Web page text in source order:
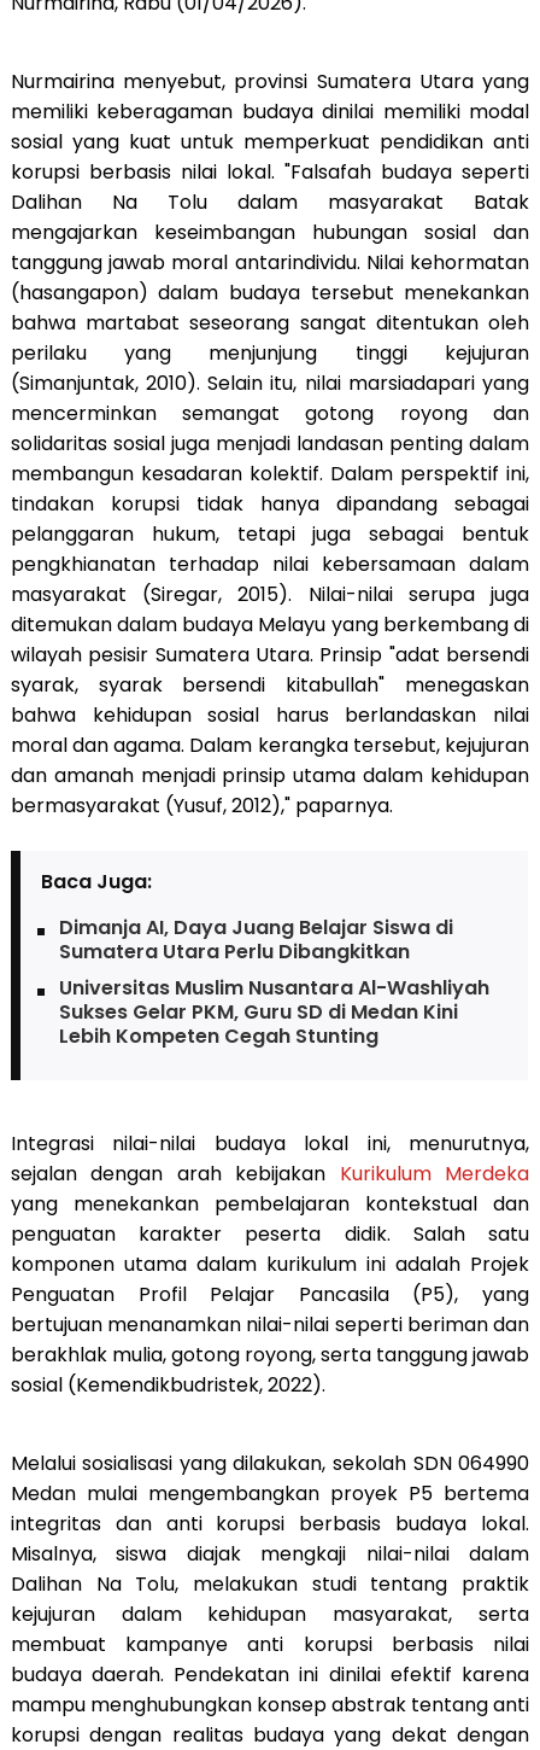
Nurmairina menyebut, provinsi Sumatera Utara yang
memiliki keberagaman budaya dinilai memiliki modal
sosial yang kuat untuk memperkuat pendidikan anti
korupsi berbasis nilai lokal. "Falsafah budaya seperti
Dalihan Na Tolu dalam masyarakat Batak
mengajarkan keseimbangan hubungan sosial dan
tanggung jawab moral antarindividu. Nilai kehormatan
(hasangapon) dalam budaya tersebut menekankan
bahwa martabat seseorang sangat ditentukan oleh
perilaku yang menjunjung tinggi kejujuran
(Simanjuntak, 2010). Selain itu, nilai marsiadapari yang
mencerminkan semangat gotong royong dan
solidaritas sosial juga menjadi landasan penting dalam
membangun kesadaran kolektif. Dalam perspektif ini,
tindakan korupsi tidak hanya dipandang sebagai
pelanggaran hukum, tetapi juga sebagai bentuk
pengkhianatan terhadap nilai kebersamaan dalam
masyarakat (Siregar, 2015). Nilai-nilai serupa juga
ditemukan dalam budaya Melayu yang berkembang di
wilayah pesisir Sumatera Utara. Prinsip "adat bersendi
syarak, syarak bersendi kitabullah" menegaskan
bahwa kehidupan sosial harus berlandaskan nilai
moral dan agama. Dalam kerangka tersebut, kejujuran
dan amanah menjadi prinsip utama dalam kehidupan
bermasyarakat (Yusuf, 2012)," paparnya.
Baca Juga:
Dimanja AI, Daya Juang Belajar Siswa di
Sumatera Utara Perlu Dibangkitkan
Universitas Muslim Nusantara Al-Washliyah
Sukses Gelar PKM, Guru SD di Medan Kini
Lebih Kompeten Cegah Stunting
Integrasi nilai-nilai budaya lokal ini, menurutnya,
sejalan dengan arah kebijakan Kurikulum Merdeka
yang menekankan pembelajaran kontekstual dan
penguatan karakter peserta didik. Salah satu
komponen utama dalam kurikulum ini adalah Projek
Penguatan Profil Pelajar Pancasila (P5), yang
bertujuan menanamkan nilai-nilai seperti beriman dan
berakhlak mulia, gotong royong, serta tanggung jawab
sosial (Kemendikbudristek, 2022).
Melalui sosialisasi yang dilakukan, sekolah SDN 064990
Medan mulai mengembangkan proyek P5 bertema
integritas dan anti korupsi berbasis budaya lokal.
Misalnya, siswa diajak mengkaji nilai-nilai dalam
Dalihan Na Tolu, melakukan studi tentang praktik
kejujuran dalam kehidupan masyarakat, serta
membuat kampanye anti korupsi berbasis nilai
budaya daerah. Pendekatan ini dinilai efektif karena
mampu menghubungkan konsep abstrak tentang anti
korupsi dengan realitas budaya yang dekat dengan